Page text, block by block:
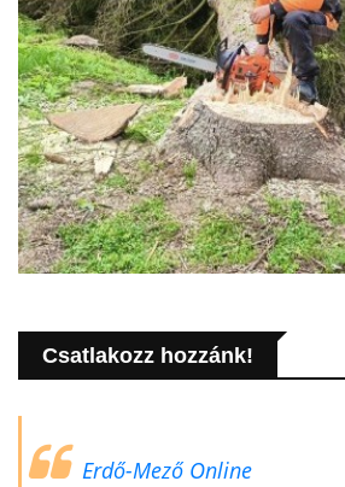
Csatlakozz hozzánk!
Erdő-Mező Online